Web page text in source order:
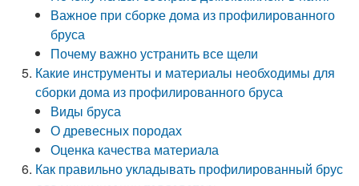
Важное при сборке дома из профилированного
бруса
Почему важно устранить все щели
Какие инструменты и материалы необходимы для
сборки дома из профилированного бруса
Виды бруса
О древесных породах
Оценка качества материала
Как правильно укладывать профилированный брус